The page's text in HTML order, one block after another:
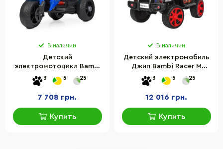
В наличии
Детский
электромотоцикл Bambi
Racer M 4274EL-4 до 25 кг
3 5 25
7 708 грн.
Купить
В наличии
Детский электромобиль
Джип Bambi Racer M
3237EBLR-2-3 до 30 кг
3 5 25
12 016 грн.
Купить